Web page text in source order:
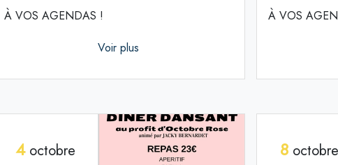
À VOS AGENDAS !
Voir plus
À VOS
4octobre
8octobre